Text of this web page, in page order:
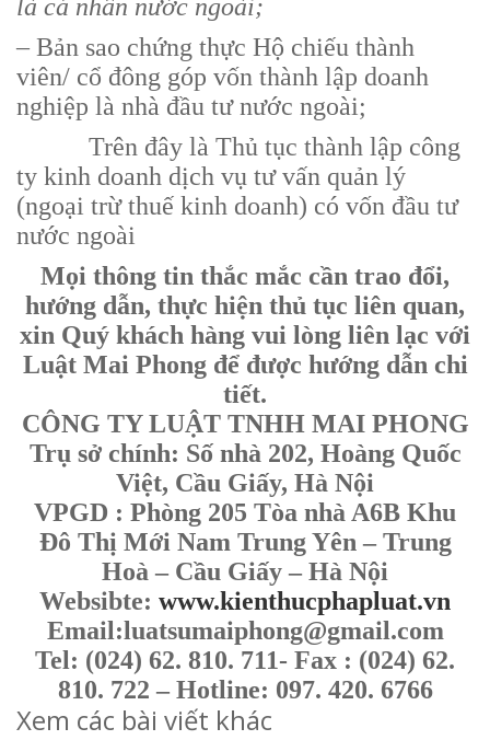
là cá nhân nước ngoài;
– Bản sao chứng thực Hộ chiếu thành
viên/ cổ đông góp vốn thành lập doanh
nghiệp là nhà đầu tư nước ngoài;
Trên đây là Thủ tục thành lập công
ty kinh doanh dịch vụ tư vấn quản lý
(ngoại trừ thuế kinh doanh) có vốn đầu tư
nước ngoài
Mọi thông tin thắc mắc cần trao đổi,
hướng dẫn, thực hiện thủ tục liên quan,
xin Quý khách hàng vui lòng liên lạc với
Luật Mai Phong để được hướng dẫn chi
tiết.
CÔNG TY LUẬT TNHH MAI PHONG
Trụ sở chính: Số nhà 202, Hoàng Quốc
Việt, Cầu Giấy, Hà Nội
VPGD : Phòng 205 Tòa nhà A6B Khu
Đô Thị Mới Nam Trung Yên – Trung
Hoà – Cầu Giấy – Hà Nội
Websibte: www.kienthucphapluat.vn
Email:luatsumaiphong@gmail.com
Tel: (024) 62. 810. 711- Fax : (024) 62.
810. 722 – Hotline: 097. 420. 6766
Xem các bài viết khác